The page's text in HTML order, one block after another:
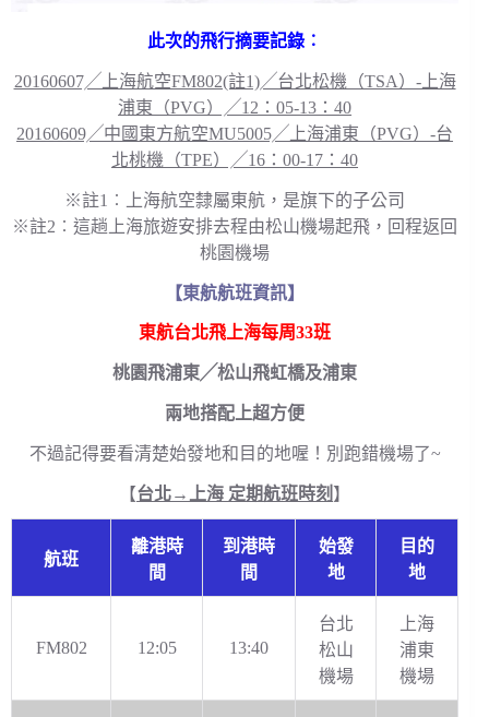
此次的飛行摘要記錄︰
20160607╱上海航空FM802(註1)╱台北松機（TSA）-上海
浦東（PVG）╱12：05-13：40
20160609╱中國東方航空MU5005╱上海浦東（PVG）-台
北桃機（TPE）╱16：00-17：40
※註1︰上海航空隸屬東航，是旗下的子公司
※註2︰這趟上海旅遊安排去程由松山機場起飛，回程返回
桃園機場
【東航航班資訊】
東航台北飛上海每周33班
桃園飛浦東╱松山飛虹橋及浦東
兩地搭配上超方便
不過記得要看清楚始發地和目的地喔！別跑錯機場了~
【台北→上海 定期航班時刻 】
航班
離港時
間
到港時
間
始發
地
目的
地
FM802 12:05 13:40
台北
松山
機場
上海
浦東
機場